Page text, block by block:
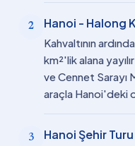
2 Hanoi - Halong
Kahvaltının
km²'lik alana
ve Cennet Sarayı
araçla Hanoi'deki
3 Hanoi Şehir Turu